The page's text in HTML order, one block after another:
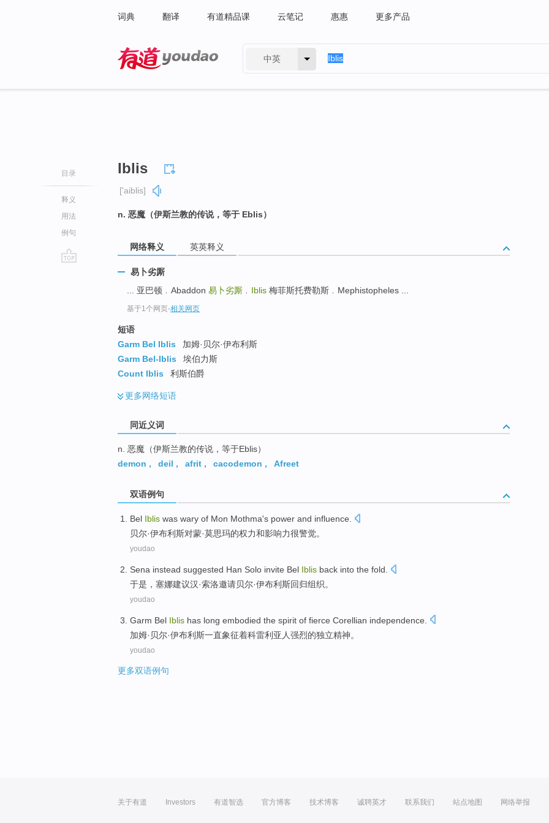
词典 翻译 有道精品课 云笔记 惠惠 更多产品
中英
目录
释义
用法
例句
Iblis
['aiblis]
n. 恶魔（伊斯兰教的传说，等于 Eblis）
网络释义 英英释义
易卜劣厮
... 亚巴顿﹒Abaddon 易卜劣厮 ﹒ Iblis 梅菲斯托费勒斯﹒Mephistopheles ...
基于1个网页-相关网页
短语
Garm Bel Iblis
加姆·贝尔·伊布利斯
Garm Bel-Iblis
埃伯力斯
Count Iblis
利斯伯爵
更多网络短语
同近义词
n. 恶魔（伊斯兰教的传说，等于Eblis）
demon , deil , afrit , cacodemon , Afreet
双语例句
Bel Iblis was wary of Mon Mothma's power and influence
贝尔·伊布利斯对蒙·莫思玛的权力和影响力很警觉。
youdao
Sena instead suggested Han Solo invite Bel Iblis back into the fold
于是 ，塞娜建议汉·索洛邀请贝尔·伊布利斯回归组织。
youdao
Garm Bel Iblis has long embodied the spirit of fierce Corellian independence
加姆· 贝尔·伊布利斯一直象征着科雷利亚 人强烈的独立精神。
youdao
更多双语例句
关于有道 Investors 有道智选 官方博客 技术博客 诚聘英才 联系我们 站点地图 网络举报